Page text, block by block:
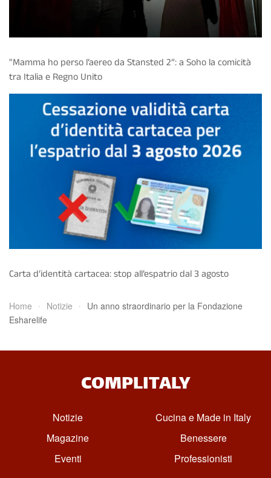
"Mamma ho perso l’aereo da Stansted 2”: a Soho la comicità
tra Italia e Regno Unito
Carta d’identità cartacea: stop all’espatrio dal 3 agosto
Home Notizie
Un anno straordinario per la Fondazione
Esharelife
COMPLITALY
Notizie
Magazine
Eventi
Cucina e Made in Italy
Benessere
Professionisti